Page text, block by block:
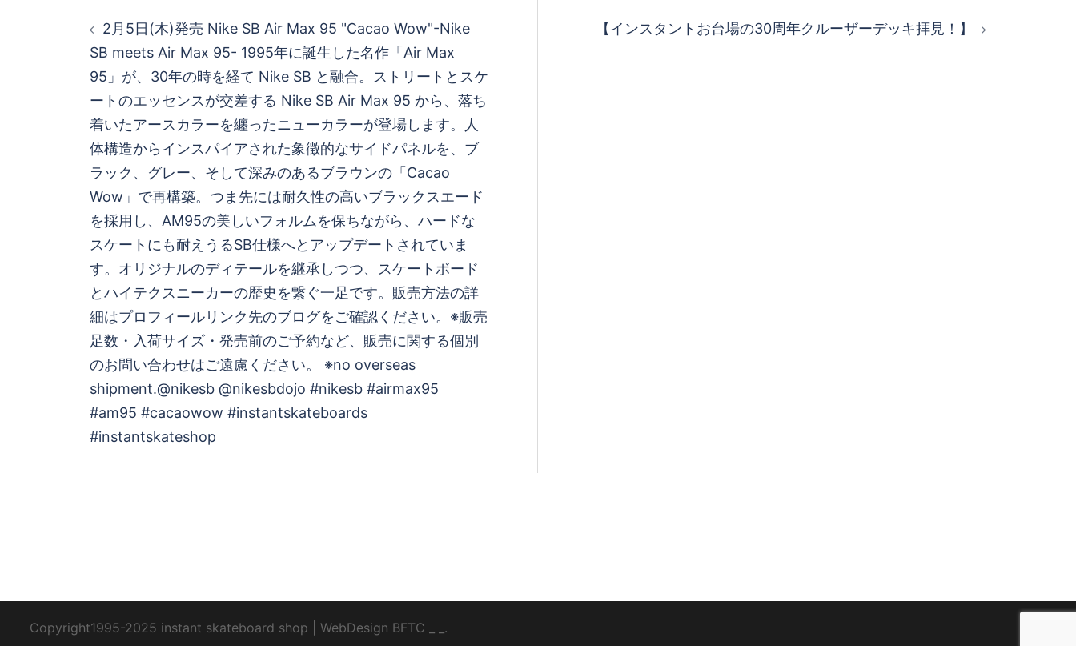
2月5日(木)発売 Nike SB Air Max 95 "Cacao Wow"-Nike
SB meets Air Max 95- 1995年に誕生した名作「Air Max
95」が、30年の時を経て Nike SB と融合。ストリートとスケ
ートのエッセンスが交差する Nike SB Air Max 95 から、落ち
着いたアースカラーを纏ったニューカラーが登場します。人
体構造からインスパイアされた象徴的なサイドパネルを、ブ
ラック、グレー、そして深みのあるブラウンの「Cacao
Wow」で再構築。つま先には耐久性の高いブラックスエード
を採用し、AM95の美しいフォルムを保ちながら、ハードな
スケートにも耐えうるSB仕様へとアップデートされていま
す。オリジナルのディテールを継承しつつ、スケートボード
とハイテクスニーカーの歴史を繋ぐ一足です。販売方法の詳
細はプロフィールリンク先のブログをご確認ください。※販売
足数・入荷サイズ・発売前のご予約など、販売に関する個別
のお問い合わせはご遠慮ください。 ※no overseas
shipment.@nikesb @nikesbdojo #nikesb #airmax95
#am95 #cacaowow #instantskateboards
#instantskateshop
【インスタントお台場の30周年クルーザーデッキ拝見！】
Copyright1995-2025 instant skateboard shop WebDesign BFTC _ _.